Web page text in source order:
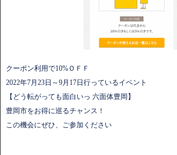
クーポン利用で10%ＯＦＦ
2022年7月23日～9月17日行っているイベント
【どう転がっても面白いっ 六面体豊岡】
豊岡市をお得に巡るチャンス！
この機会にぜひ、ご参加ください